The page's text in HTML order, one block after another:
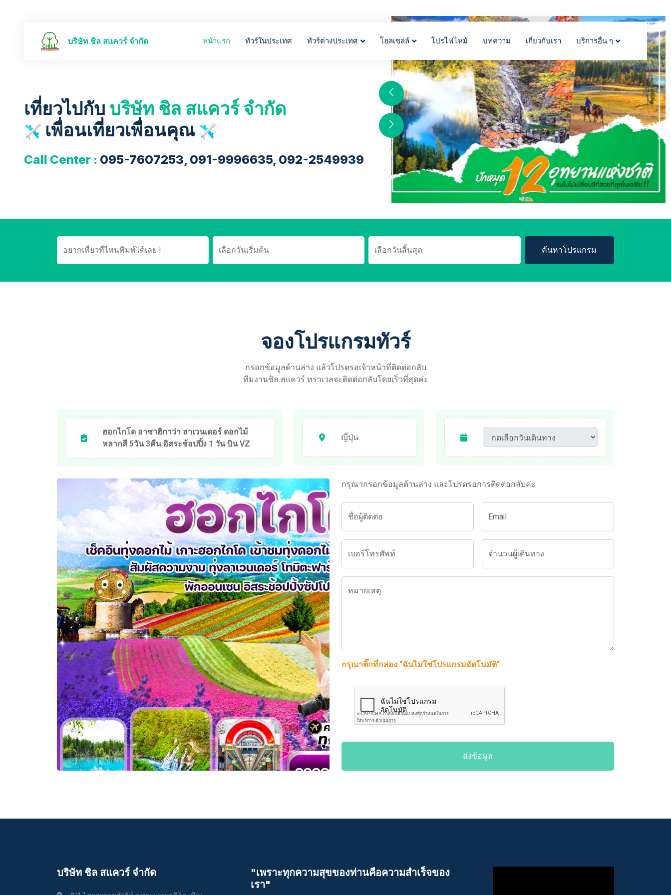
บริษัท ชิล สแควร์ จำกัด หน้าแรก ทัวร์ในประเทศ ทัวร์ต่างประเทศ โฮลเซลล์ โปรไฟไหม้ บทความ เกี่ยวกับเรา บริการอื่น ๆ
เที่ยวไปกับ บริษัท ชิล สแควร์ จำกัด
เพื่อนเที่ยวเพื่อนคุณ
Call Center : 095-7607253, 091-9996635, 092-2549939
ค้นหาโปรแกรม
จองโปรแกรมทัวร์
กรอกข้อมูลด้านล่าง แล้วโปรดรอเจ้าหน้าที่ติดต่อกลับ
ทีมงานชิล สแควร์ ทราเวลจะติดต่อกลับโดยเร็วที่สุดค่ะ
ฮอกไกโด อาซาฮิกาว่า ลาเวนเดอร์ ดอกไม้
หลากสี 5วัน 3คืน อิสระช้อปปิ้ง 1 วัน บิน VZ
ญี่ปุ่น
กรุณากรอกข้อมูลด้านล่าง และโปรดรอการติดต่อกลับค่ะ
ชื่อผู้ติดต่อ Email
เบอร์โทรศัพท์ จำนวนผู้เดินทาง
หมายเหตุ
กรุณาติ๊กที่กล่อง "ฉันไม่ใช่โปรแกรมอัตโนมัติ"
ส่งข้อมูล
บริษัท ชิล สแควร์ จำกัด
"เพราะทุกความสุขของท่านคือความสําเร็จของ
เรา"